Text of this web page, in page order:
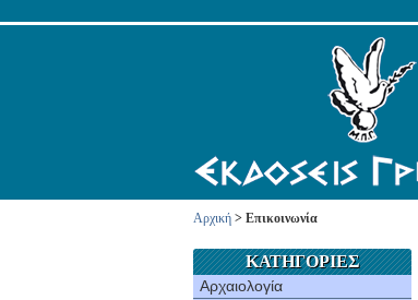
Αρχική > Επικοινωνία
ΚΑΤΗΓΟΡΙΕΣ
Αρχαιολογία